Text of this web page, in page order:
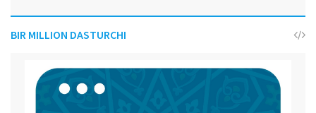
BIR MILLION DASTURCHI